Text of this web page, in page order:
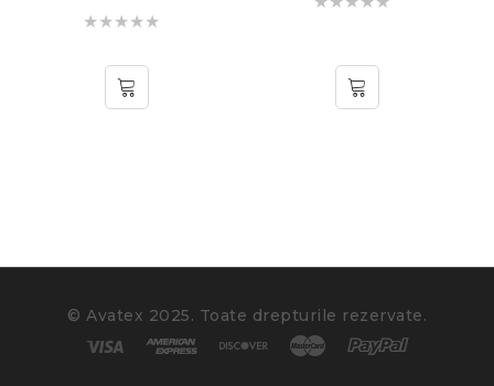
© Avatex 2025. Toate drepturile rezervate.